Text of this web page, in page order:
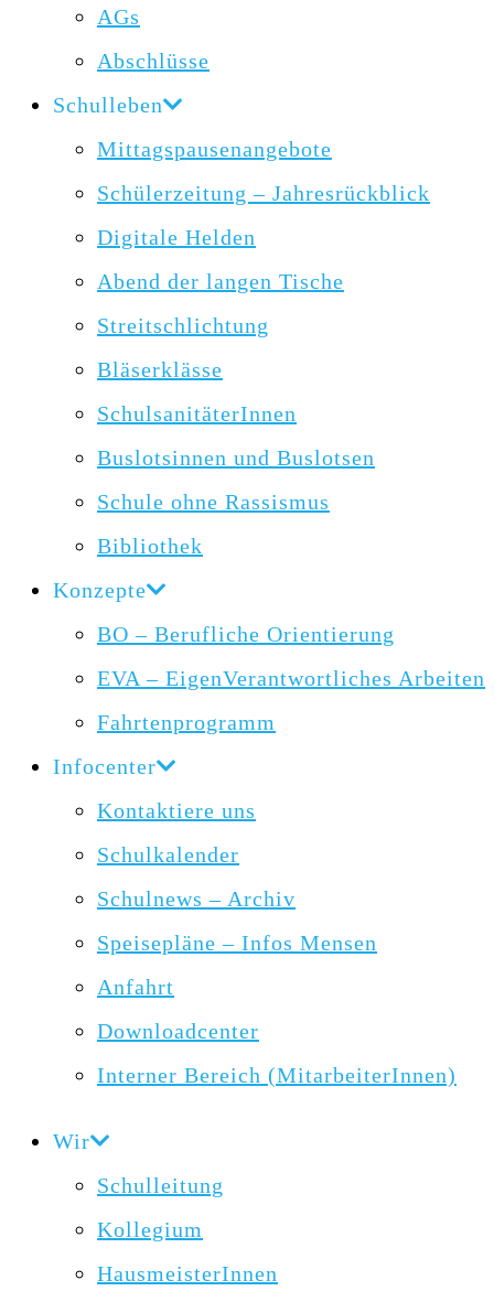
AGs
Abschlüsse
Schulleben
Mittagspausenangebote
Schülerzeitung – Jahresrückblick
Digitale Helden
Abend der langen Tische
Streitschlichtung
Bläserklässe
SchulsanitäterInnen
Buslotsinnen und Buslotsen
Schule ohne Rassismus
Bibliothek
Konzepte
BO – Berufliche Orientierung
EVA – EigenVerantwortliches Arbeiten
Fahrtenprogramm
Infocenter
Kontaktiere uns
Schulkalender
Schulnews – Archiv
Speisepläne – Infos Mensen
Anfahrt
Downloadcenter
Interner Bereich (MitarbeiterInnen)
Wir
Schulleitung
Kollegium
HausmeisterInnen